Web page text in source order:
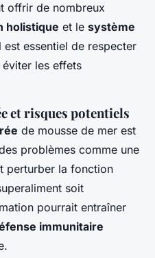
offrir de nombreux
holistique et le système
est essentiel de respecter
les effets
et risques potentiels
de mousse de mer est
problèmes comme une
perturber la fonction
soit
pourrait entraîner
immunitaire